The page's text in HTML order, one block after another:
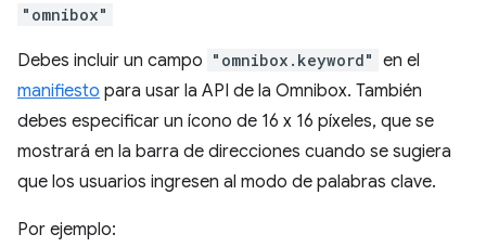
"omnibox"
Debes incluir un campo "omnibox.keyword" en el
manifiesto para usar la API de la Omnibox. También
debes especificar un ícono de 16 x 16 píxeles, que se
mostrará en la barra de direcciones cuando se sugiera
que los usuarios ingresen al modo de palabras clave.
Por ejemplo: